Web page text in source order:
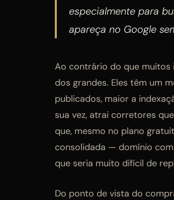
especialmente para
apareça no Google
Ao contrário do que muitos
dos grandes. Eles têm um
publicados, maior a
sua vez, atrai corretores
que, mesmo no plano
consolidada — domínio
que seria muito difícil de
Do ponto de vista do